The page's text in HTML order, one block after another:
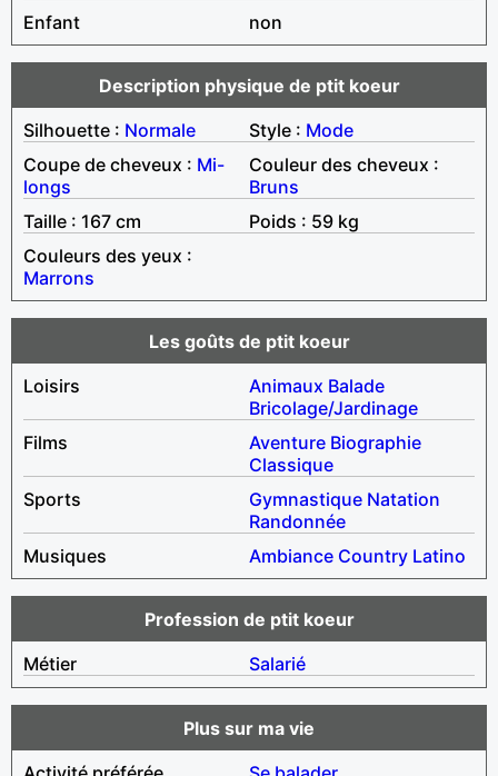
Enfant
non
Description physique de ptit koeur
Silhouette : Normale Style : Mode
Coupe de cheveux : Mi-
longs
Couleur des cheveux :
Bruns
Taille : 167 cm
Poids : 59 kg
Couleurs des yeux :
Marrons
Les goûts de ptit koeur
Loisirs
Animaux Balade
Bricolage/Jardinage
Films
Aventure Biographie
Classique
Sports
Gymnastique Natation
Randonnée
Musiques
Ambiance Country Latino
Profession de ptit koeur
Métier
Salarié
Plus sur ma vie